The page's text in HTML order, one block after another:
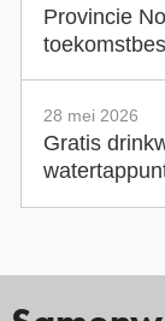
Provincie
28 mei 2026
Gratis